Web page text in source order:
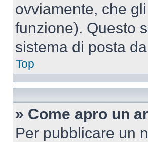
ovviamente, che
funzione). Questo
sistema di posta
Top
» Come apro un
Per pubblicare un